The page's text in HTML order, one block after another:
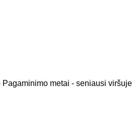
Pagaminimo metai - seniausi viršuje